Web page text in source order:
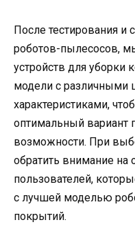
После тестирования
роботов-пылесосов,
устройств для уборки
модели с различными
характеристиками,
оптимальный вариант
возможности. При
обратить внимание на
пользователей,
с лучшей моделью
покрытий.